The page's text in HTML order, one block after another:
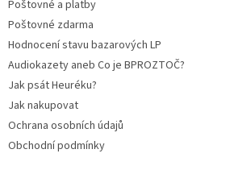
Poštovné a platby
Poštovné zdarma
Hodnocení stavu bazarových LP
Audiokazety aneb Co je BPROZTOČ?
Jak psát Heuréku?
Jak nakupovat
Ochrana osobních údajů
Obchodní podmínky